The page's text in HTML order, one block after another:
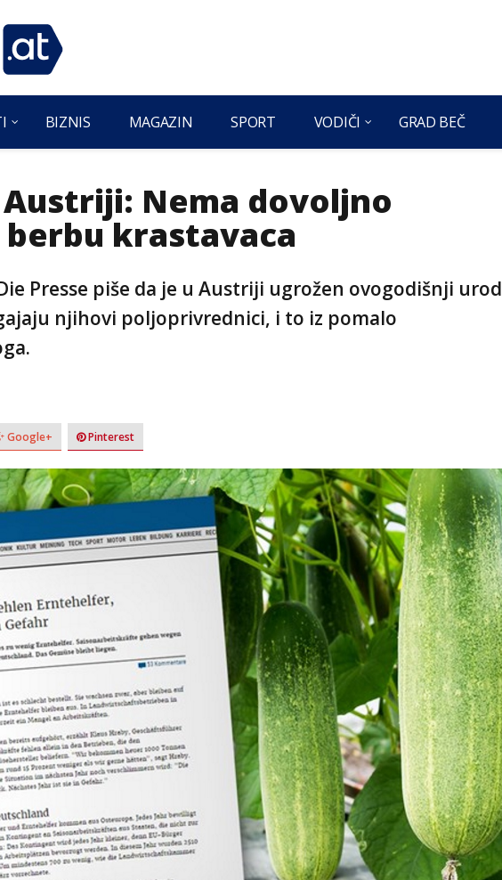
BIZNIS MAGAZIN SPORT VODIČI GRAD BEČ
Nema dovoljno
krastavaca
Presse piše da je u Austriji ugrožen ovogodišnji urod
njihovi poljoprivrednici, i to iz pomalo
Google+ Pinterest